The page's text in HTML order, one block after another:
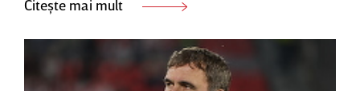
Citește mai mult